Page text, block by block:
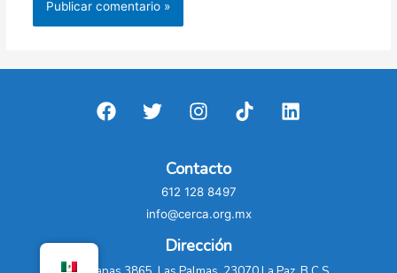
Contacto
612 128 8497
info@cerca.org.mx
Dirección